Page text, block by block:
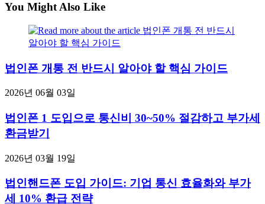
You Might Also Like
법인폰 개통 전 반드시 알아야 할 핵심 가이드
2026년 06월 03일
법인폰 1 도입으로 통신비 30~50% 절감하고 부가세
환금받기
2026년 03월 19일
법인핸드폰 도입 가이드: 기업 통신 효율화와 부가
세 10% 환급 전략